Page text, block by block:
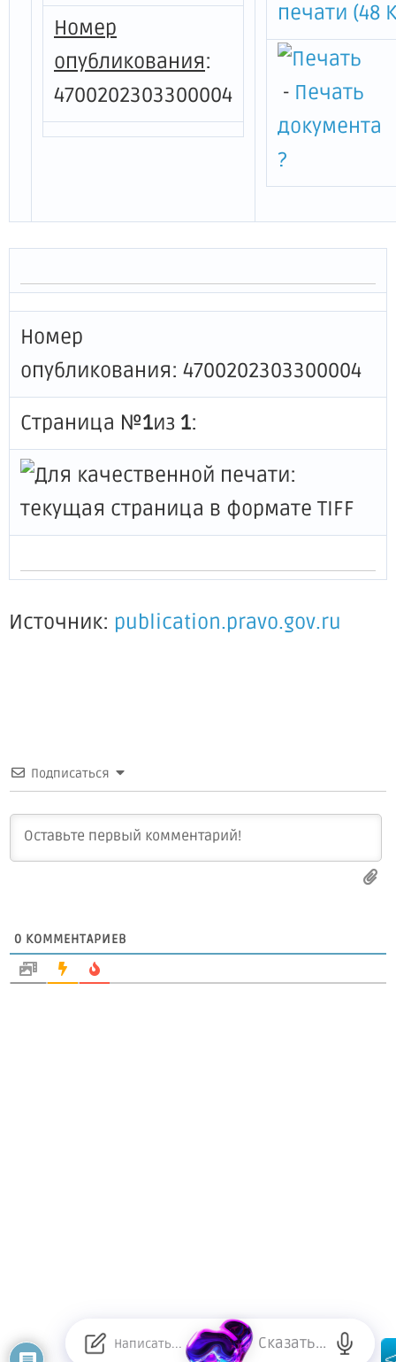
Номер
опубликования:
4700202303300004
печати (48
- Печать
документа
?
Номер
опубликования: 4700202303300004
Страница №1из 1:
Источник: publication.pravo.gov.ru
Подписаться
0 КОММЕНТАРИЕВ
Сказать...